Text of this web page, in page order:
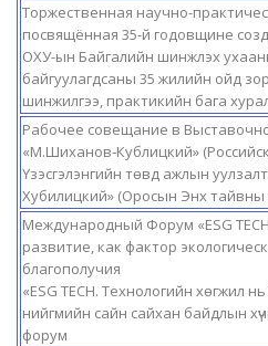
Торжественная научно-
посвящённая 35-й годовщине
ОХУ-ын Байгалийн шинжлэх
байгуулагдсаны 35 жилийн ойд
шинжилгээ, практикийн бага
Рабочее совещание в
«М.Шиханов-Кублицкий»
Үзэсгэлэнгийн төвд ажлын
Хубилицкий» (Оросын Энх тайвны
Международный Форум «ESG
развитие, как фактор
благополучия
«ESG TECH. Технологийн хөгжил
нийгмийн сайн сайхан байдлын
форум